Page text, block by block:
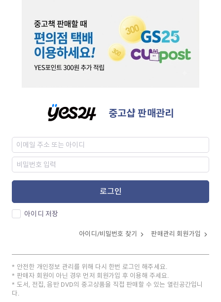
중고샵 판매관리
로그인
아이디 저장
아이디/비밀번호 찾기 판매관리 회원가입
안전한 개인정보 관리를 위해 다시 한번 로그인 해주세요.
판매자 회원이 아닌 경우 먼저 회원가입 후 이용해 주세요.
도서, 전집, 음반 DVD의 중고상품을 직접 판매할 수 있는 열린공간입니
다.